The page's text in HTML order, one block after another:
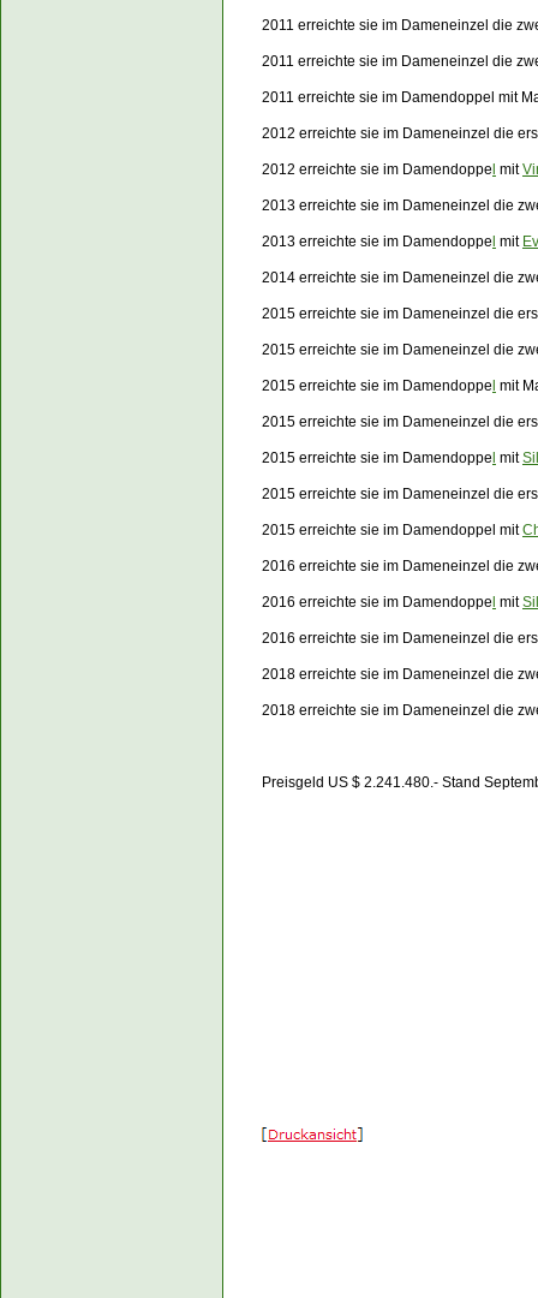
2011 erreichte sie im Dameneinzel die
2011 erreichte sie im Dameneinzel die
2011 erreichte sie im Damendoppel mit
2012 erreichte sie im Dameneinzel die
2012 erreichte sie im Damendoppe mit
2013 erreichte sie im Dameneinzel die
2013 erreichte sie im Damendoppe mit
2014 erreichte sie im Dameneinzel die
2015 erreichte sie im Dameneinzel die
2015 erreichte sie im Dameneinzel die
2015 erreichte sie im Damendoppe mit
2015 erreichte sie im Dameneinzel die
2015 erreichte sie im Damendoppe mit
2015 erreichte sie im Dameneinzel die
2015 erreichte sie im Damendoppel mit
2016 erreichte sie im Dameneinzel die
2016 erreichte sie im Damendoppe mit
2016 erreichte sie im Dameneinzel die
2018 erreichte sie im Dameneinzel die
2018 erreichte sie im Dameneinzel die
Preisgeld US $ 2.241.480.- Stand